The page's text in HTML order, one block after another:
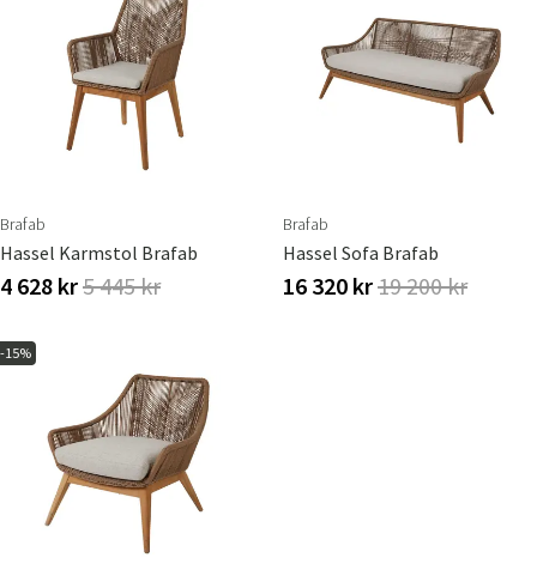
Brafab
Hassel Karmstol Brafab
4 628 kr5 445 kr
Brafab
Hassel Sofa Brafab
16 320 kr19 200 kr
-15%